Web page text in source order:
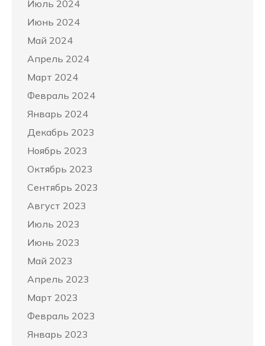
Июль 2024
Июнь 2024
Май 2024
Апрель 2024
Март 2024
Февраль 2024
Январь 2024
Декабрь 2023
Ноябрь 2023
Октябрь 2023
Сентябрь 2023
Август 2023
Июль 2023
Июнь 2023
Май 2023
Апрель 2023
Март 2023
Февраль 2023
Январь 2023